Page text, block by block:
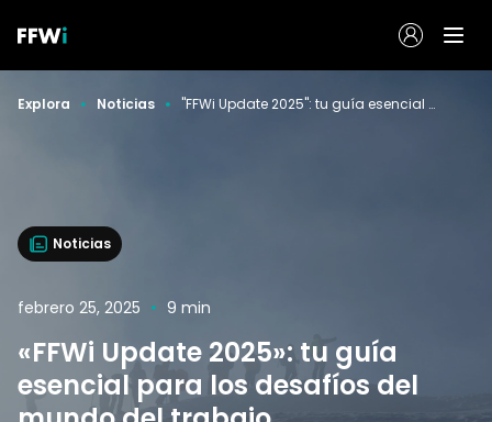
Explora Noticias "FFWi Update 2025": tu guía esencial para los desafíos del mundo del trabajo
Noticias
febrero 25, 2025 9 min
«FFWi Update 2025»: tu guía
esencial para los desafíos del